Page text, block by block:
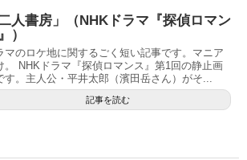
二人書房」（NHKドラマ『探偵ロマン
）
マのロケ地に関するごく短い記事です。マニア
。 NHKドラマ『探偵ロマンス』第1回の静止画
す。主人公・平井太郎（濱田岳さん）がそ...
記事を読む